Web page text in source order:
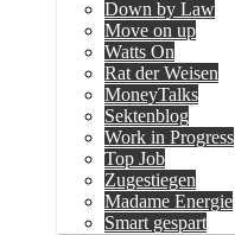
Down by Law
Move on up
Watts On
Rat der Weisen
MoneyTalks
Sektenblog
Work in Progress
Top Job
Zugestiegen
Madame Energie
Smart gespart